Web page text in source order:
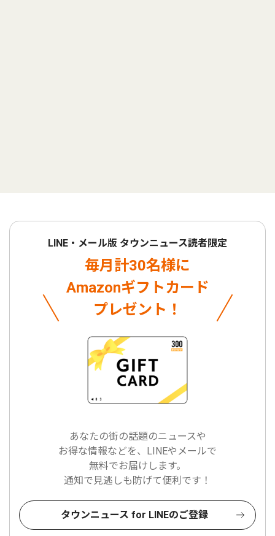
LINE・メール版 タウンニュース読者限定
毎月計30名様に
Amazonギフトカード
プレゼント！
あなたの街の話題のニュースや
お得な情報などを、LINEやメールで
無料でお届けします。
通知で見逃しも防げて便利です！
タウンニュース for LINEのご登録